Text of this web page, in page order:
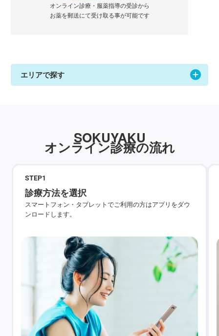
オンライン診療・服薬指導の受診から
お薬を郵送にて受け取る事が可能です
エリアで探す
SOKUYAKU
オンライン診療の流れ
STEP1
診療方法を選択
スマートフォン・タブレットでご利用の方はアプリをダウ
ンロードします。